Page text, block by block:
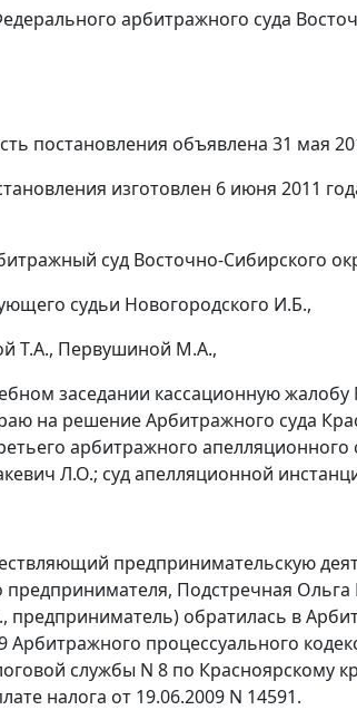
арбитражного суда
постановления объявлена 31 мая
изготовлен 6 июня 2011
суд Восточно-Сибирского
судьи Новогородского И.Б.,
Т.А., Первушиной М.А.,
заседании кассационную
на решение Арбитражного суда
арбитражного
Л.О.; суд апелляционной
предпринимательскую
предпринимателя, Подстречная
предприниматель) обратилась в
Арбитражного процессуального
службы N 8 по Красноярскому
налога от 19.06.2009 N 14591.